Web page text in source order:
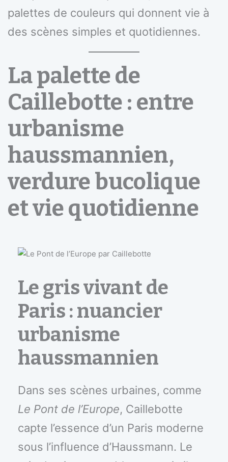
palettes de couleurs qui donnent vie à
des scènes simples et quotidiennes.
La palette de
Caillebotte : entre
urbanisme
haussmannien,
verdure bucolique
et vie quotidienne
Le gris vivant de
Paris : nuancier
urbanisme
haussmannien
Dans ses scènes urbaines, comme
Le Pont de l’Europe, Caillebotte
capte l’essence d’un Paris moderne
sous l’influence d’Haussmann. Le